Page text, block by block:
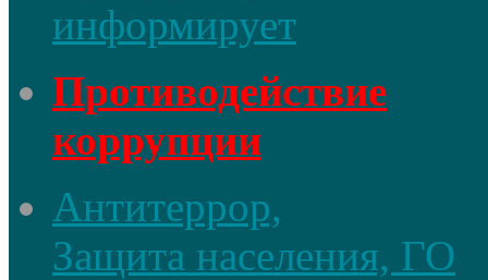
информирует
Противодействие
коррупции
Антитеррор,
Защита населения, ГО